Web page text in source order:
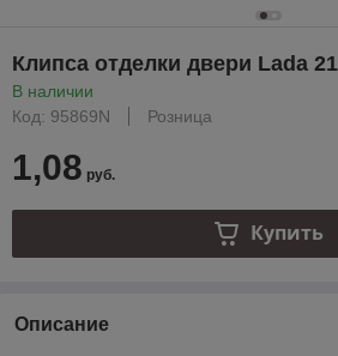
Клипса отделки двери Lada
В наличии
Код: 95869N
Розница
1,08 руб.
Купить
Описание